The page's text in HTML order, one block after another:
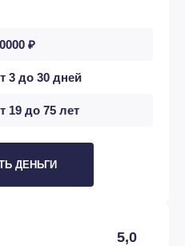
₽
3 до 30 дней
19 до 75 лет
ДЕНЬГИ
5,0